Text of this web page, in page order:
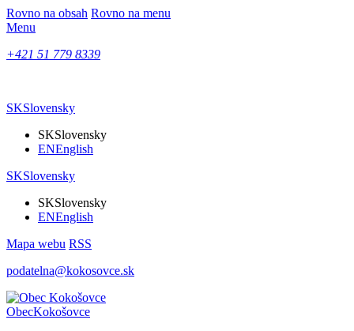
Rovno na obsah Rovno na menu
Menu
+421 51 779 8339
SKSlovensky
SKSlovensky
ENEnglish
SKSlovensky
SKSlovensky
ENEnglish
Mapa webu RSS
podatelna@kokosovce.sk
ObecKokošovce